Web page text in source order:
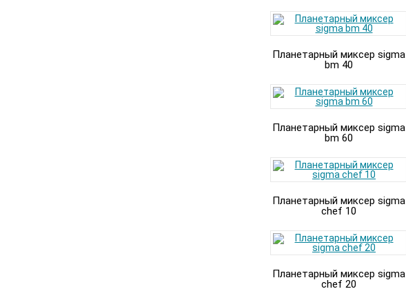
Планетарный миксер sigma
bm 40
Планетарный миксер sigma
bm 60
Планетарный миксер sigma
chef 10
Планетарный миксер sigma
chef 20